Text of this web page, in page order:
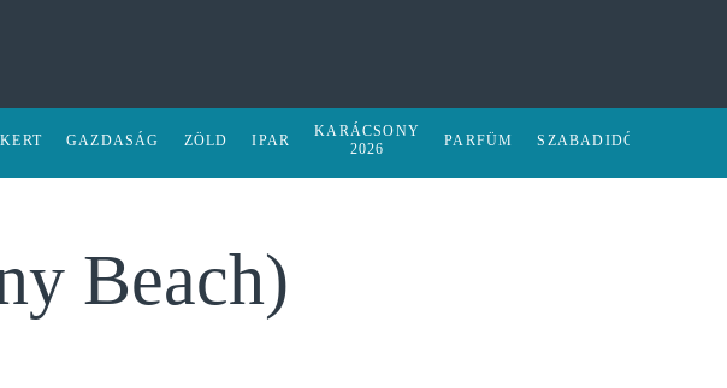
KERT GAZDASÁG ZÖLD IPAR
KARÁCSONY
2026
PARFÜM SZABADIDŐ
Beach)